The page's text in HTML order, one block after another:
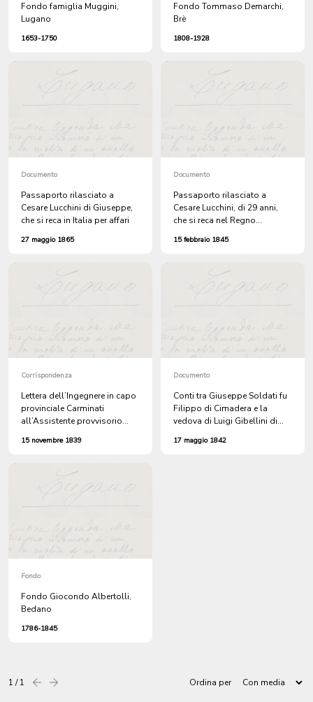
Fondo famiglia Muggini,
Lugano
1653-1750
Fondo Tommaso Demarchi,
Brè
1808-1928
Documento
Passaporto rilasciato a
Cesare Lucchini di Giuseppe,
che si reca in Italia per affari
27 maggio 1865
Documento
Passaporto rilasciato a
Cesare Lucchini, di 29 anni,
che si reca nel Regno
Ducato di Parma per affari
15 febbraio 1845
Corrispondenza
Lettera dell’Ingegnere in capo
provinciale Carminati
all’Assistente provvisorio
loda l’operato del Ticinese
piena dei fiumi della Provincia
15 novembre 1839
Documento
Conti tra Giuseppe Soldati fu
Filippo di Cimadera e la
vedova di Luigi Gibellini di
contratto 24 dicembre 1839
17 maggio 1842
Fondo
Fondo Giocondo Albertolli,
Bedano
1786-1845
1 / 1 Precedentesuccessiva Ordina per